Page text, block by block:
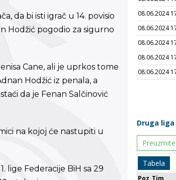
da bi isti igrač u 14. povisio
Hodžić pogodio za sigurno
Cane, ali je uprkos tome
Hodžić iz penala, a
da je Fenan Salčinović
na kojoj će nastupiti u
lige Federacije BiH sa 29